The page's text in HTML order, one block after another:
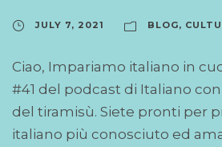
JULY 7, 2021 BLOG,
Ciao, Impariamo italiano in
#41 del podcast di Italiano
del tiramisù. Siete pronti per
italiano più conosciuto ed